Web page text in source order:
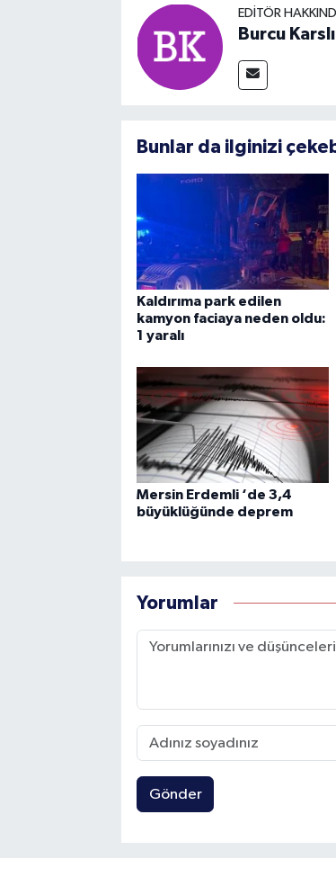
EDITÖR
Burcu Karslı
Bunlar da ilginizi
Kaldırıma park edilen
kamyon faciaya neden oldu:
1 yaralı
Mersin Erdemli ‘de 3,4
büyüklüğünde deprem
Yorumlar
Gönder